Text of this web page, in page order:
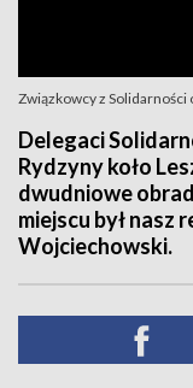
Związkowcy z Solidarności
Delegaci
Rydzyny koło
dwudniowe
miejscu był nasz
Wojciechowski.